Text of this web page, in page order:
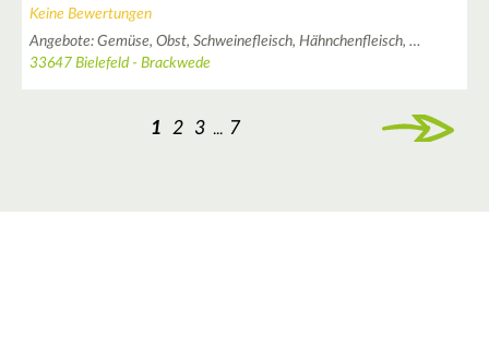
Keine Bewertungen
Angebote: Gemüse, Obst, Schweinefleisch, Hähnchenfleisch, …
33647 Bielefeld - Brackwede
1 2 3 ... 7